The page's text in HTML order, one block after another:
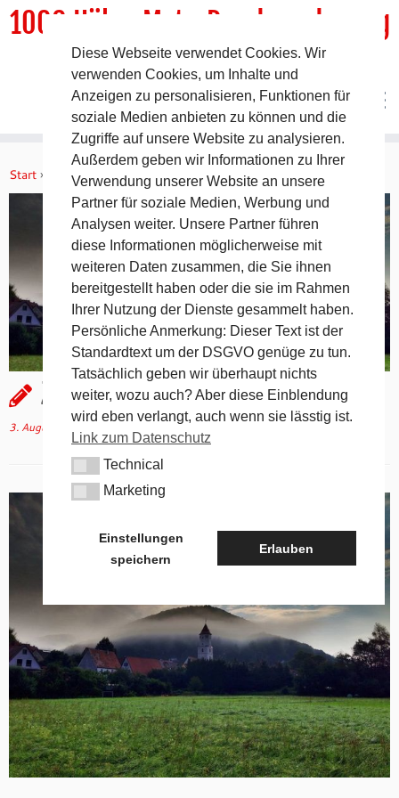
Inhalt
springen
1000 HöhenMeterRundwanderweg
DER Rundwanderweg um Pommelsbrunn
Start » Allgemein » Zankelstein im Morgenlicht
Zankelstein im Morgenlicht
3. August 2014 tk
Diese Webseite verwendet Cookies. Wir
verwenden Cookies, um Inhalte und
Anzeigen zu personalisieren, Funktionen für
soziale Medien anbieten zu können und die
Zugriffe auf unsere Website zu analysieren.
Außerdem geben wir Informationen zu Ihrer
Verwendung unserer Website an unsere
Partner für soziale Medien, Werbung und
Analysen weiter. Unsere Partner führen
diese Informationen möglicherweise mit
weiteren Daten zusammen, die Sie ihnen
bereitgestellt haben oder die sie im Rahmen
Ihrer Nutzung der Dienste gesammelt haben.
Persönliche Anmerkung: Dieser Text ist der
Standardtext um der DSGVO genüge zu tun.
Tatsächlich geben wir überhaupt nichts
weiter, wozu auch? Aber diese Einblendung
wird eben verlangt, auch wenn sie lässtig ist.
Link zum Datenschutz
TechnicalTechnical
MarketingMarketing
Einstellungen
speichern
Erlauben